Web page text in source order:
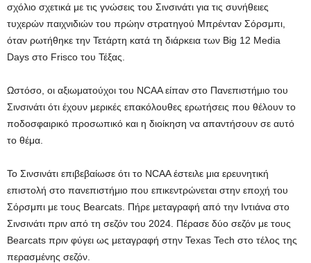
σχόλιο σχετικά με τις γνώσεις του Σινσινάτι για τις συνήθειες
τυχερών παιχνιδιών του πρώην στρατηγού Μπρένταν Σόρσμπι,
όταν ρωτήθηκε την Τετάρτη κατά τη διάρκεια των Big 12 Media
Days στο Frisco του Τέξας.
Ωστόσο, οι αξιωματούχοι του NCAA είπαν στο Πανεπιστήμιο του
Σινσινάτι ότι έχουν μερικές επακόλουθες ερωτήσεις που θέλουν το
ποδοσφαιρικό προσωπικό και η διοίκηση να απαντήσουν σε αυτό
το θέμα.
Το Σινσινάτι επιβεβαίωσε ότι το NCAA έστειλε μια ερευνητική
επιστολή στο πανεπιστήμιο που επικεντρώνεται στην εποχή του
Σόρσμπι με τους Bearcats. Πήρε μεταγραφή από την Ιντιάνα στο
Σινσινάτι πριν από τη σεζόν του 2024. Πέρασε δύο σεζόν με τους
Bearcats πριν φύγει ως μεταγραφή στην Texas Tech στο τέλος της
περασμένης σεζόν.